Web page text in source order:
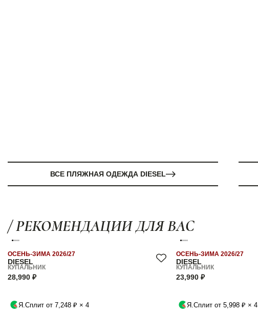
ВСЕ ПЛЯЖНАЯ ОДЕЖДА DIESEL
/ РЕКОМЕНДАЦИИ ДЛЯ ВАС
DIESEL
ОСЕНЬ-ЗИМА 2026/27
КУПАЛЬНИК
28,990 ₽
Я.Сплит от 7,248 ₽ × 4
DIESEL
ОСЕНЬ-ЗИМА 2026/27
КУПАЛЬНИК
23,990 ₽
Я.Сплит от 5,998 ₽ × 4